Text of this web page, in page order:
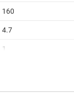
160
4.7
1